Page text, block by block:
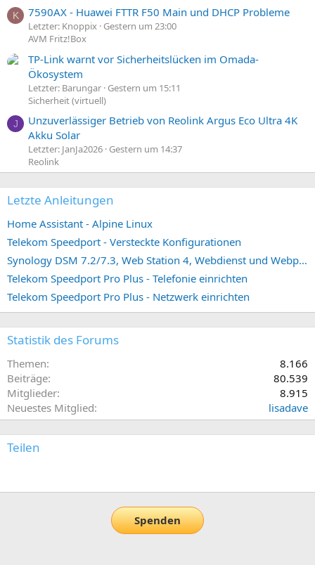
K 7590AX - Huawei FTTR F50 Main und DHCP Probleme
Letzter: Knoppix Gestern um 23:00
AVM Fritz!Box
TP-Link warnt vor Sicherheitslücken im Omada-
Ökosystem
Letzter: Barungar Gestern um 15:11
Sicherheit (virtuell)
J
Unzuverlässiger Betrieb von Reolink Argus Eco Ultra 4K
Akku Solar
Letzter: JanJa2026 Gestern um 14:37
Reolink
Letzte Anleitungen
Home Assistant - Alpine Linux
Telekom Speedport - Versteckte Konfigurationen
Synology DSM 7.2/7.3, Web Station 4, Webdienst und Webportal erstellen (ehemals vHost)
Telekom Speedport Pro Plus - Telefonie einrichten
Telekom Speedport Pro Plus - Netzwerk einrichten
Statistik des Forums
Themen
8.166
Beiträge
80.539
Mitglieder
8.915
Neuestes Mitglied
lisadave
Teilen
Spenden